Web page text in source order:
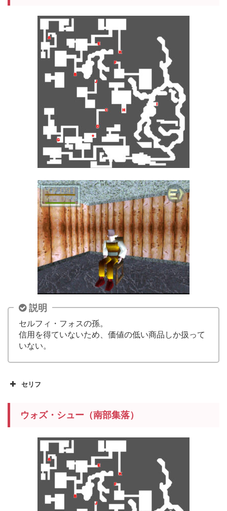
説明
セルフィ・フォスの孫。
信用を得ていないため、価値の低い商品しか扱って
いない。
セリフ
ウォズ・シュー（南部集落）